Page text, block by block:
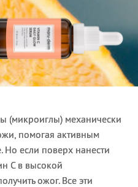
(микроиглы) механически
помогая активным
Но если поверх нанести
С в высокой
ожог. Все эти